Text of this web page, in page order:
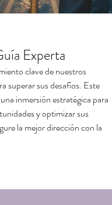
Experta
clave de nuestros
superar sus desafíos. Este
inmersión estratégica para
y optimizar sus
la mejor dirección con la
de nuestro equipo.